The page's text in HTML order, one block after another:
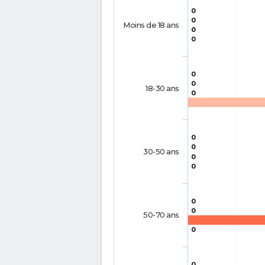
0
0
0
0
0
0
0
0
0
0
0
0
0
0
Moins de 18 ans
18-30 ans
30-50 ans
50-70 ans